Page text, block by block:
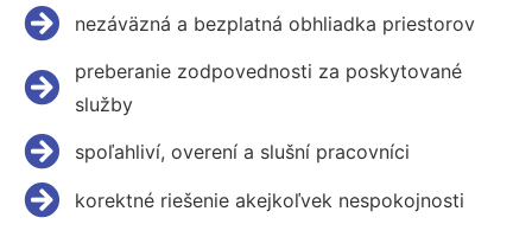
nezáväzná a bezplatná obhliadka priestorov
preberanie zodpovednosti za poskytované
služby
spoľahliví, overení a slušní pracovníci
korektné riešenie akejkoľvek nespokojnosti